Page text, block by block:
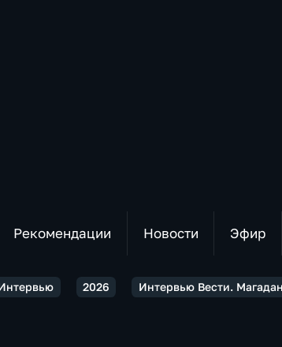
Рекомендации Новости Эфир
2026 Интервью Вести.